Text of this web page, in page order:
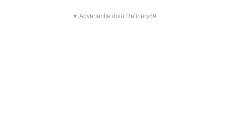
▼ Advertentie door Refinery89